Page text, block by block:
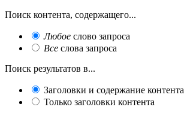
Поиск контента, содержащего...
Любое слово запроса
Все слова запроса
Поиск результатов в...
Заголовки и содержание контента
Только заголовки контента